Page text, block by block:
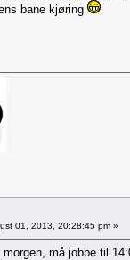
bane kjøring
01, 2013, 20:28:45 pm »
må jobbe til